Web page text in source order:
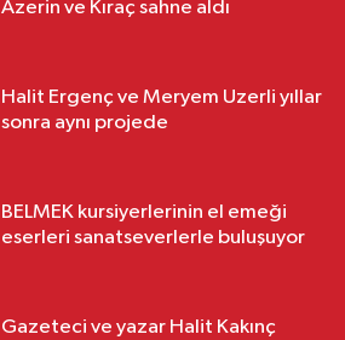
Azerin ve Kıraç sahne aldı
Halit Ergenç ve Meryem Uzerli yıllar
sonra aynı projede
BELMEK kursiyerlerinin el emeği
eserleri sanatseverlerle buluşuyor
Gazeteci ve yazar Halit Kakınç